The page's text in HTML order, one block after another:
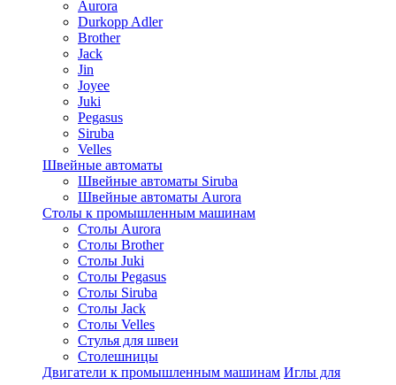
Aurora
Durkopp Adler
Brother
Jack
Jin
Joyee
Juki
Pegasus
Siruba
Velles
Швейные автоматы
Швейные автоматы Siruba
Швейные автоматы Aurora
Столы к промышленным машинам
Столы Aurora
Столы Brother
Столы Juki
Столы Pegasus
Столы Siruba
Столы Jack
Столы Velles
Стулья для швеи
Столешницы
Двигатели к промышленным машинам Иглы для